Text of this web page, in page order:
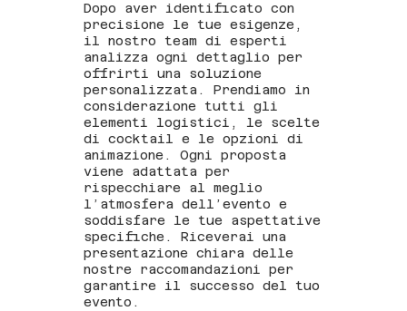
Dopo aver identificato con
precisione le tue esigenze,
il nostro team di esperti
analizza ogni dettaglio per
offrirti una soluzione
personalizzata. Prendiamo in
considerazione tutti gli
elementi logistici, le scelte
di cocktail e le opzioni di
animazione. Ogni proposta
viene adattata per
rispecchiare al meglio
l’atmosfera dell’evento e
soddisfare le tue aspettative
specifiche. Riceverai una
presentazione chiara delle
nostre raccomandazioni per
garantire il successo del tuo
evento.